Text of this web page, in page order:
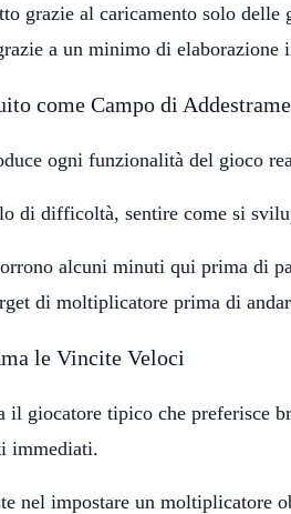
grazie al caricamento solo delle
a un minimo di elaborazione
come Campo di
ogni funzionalità del gioco
di difficoltà, sentire come si
alcuni minuti qui prima di
di moltiplicatore prima di
le Vincite Veloci
il giocatore tipico che preferisce
immediati.
nel impostare un